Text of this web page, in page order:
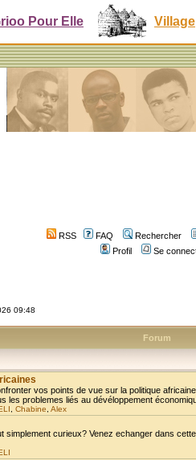
Pour Elle Village
RSS FAQ
Rechercher
Profil
Se
09:48
Forum
vos points de vue sur la politique
les problemes liés au dévéloppement
Chabine Alex
simplement curieux? Venez echanger dans